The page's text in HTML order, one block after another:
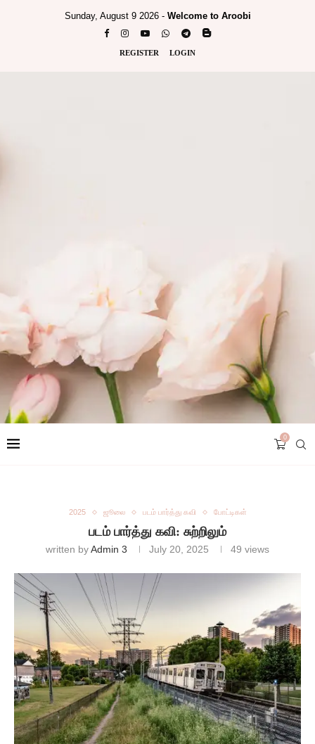
Sunday, August 9 2026 - Welcome to Aroobi
REGISTER LOGIN
0
2025 ஜூலை படம் பார்த்து கவி போட்டிகள்
படம் பார்த்து கவி: சுற்றிலும்
written byAdmin 3 July 20, 2025 49 views